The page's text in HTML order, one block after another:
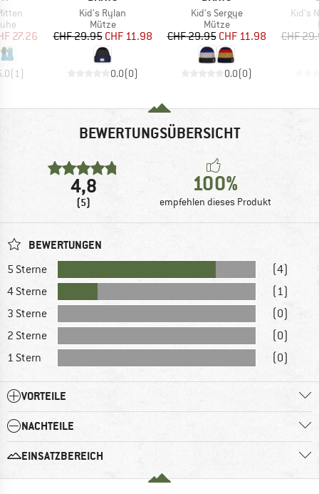
Preis
27.26
(1 )
Artikel
Kid's Rylan
Produktgruppe
Mütze
Preis
CHF 29.95reduzierter Preis
CHF 11.98
0.0(0)
Artikel
Kid's Sergye
Produktgruppe
Mütze
Preis
CHF 29.95reduzierter Preis
CHF 11.98
0.0(0)
Artikel
Kid's
CHF
BEWERTUNGSÜBERSICHT
4,8
(5)
100%
empfehlen dieses Produkt
BEWERTUNGEN
5 Sterne
(4)
4 Sterne
(1)
3 Sterne
(0)
2 Sterne
(0)
1 Stern
(0)
VORTEILE
NACHTEILE
EINSATZBEREICH